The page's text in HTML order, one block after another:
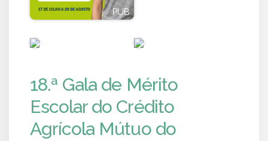
PUB
18.ª Gala de Mérito
Escolar do Crédito
Agrícola Mútuo do